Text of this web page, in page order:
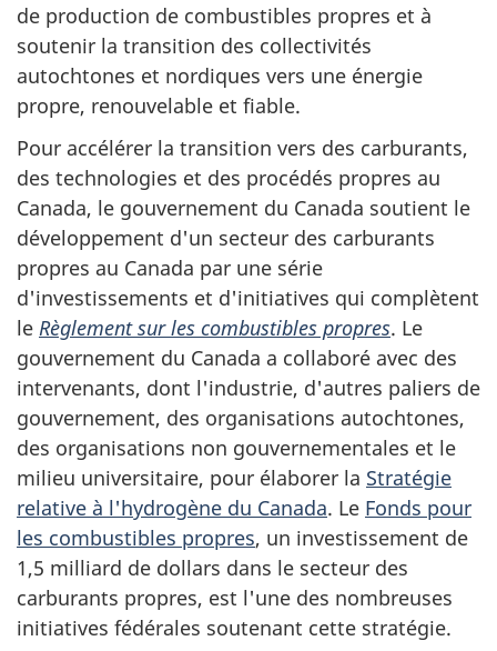
de production de combustibles propres et à
soutenir la transition des collectivités
autochtones et nordiques vers une énergie
propre, renouvelable et fiable.
Pour accélérer la transition vers des carburants,
des technologies et des procédés propres au
Canada, le gouvernement du Canada soutient le
développement d'un secteur des carburants
propres au Canada par une série
d'investissements et d'initiatives qui complètent
le Règlement sur les combustibles propres. Le
gouvernement du Canada a collaboré avec des
intervenants, dont l'industrie, d'autres paliers de
gouvernement, des organisations autochtones,
des organisations non gouvernementales et le
milieu universitaire, pour élaborer la Stratégie
relative à l'hydrogène du Canada. Le Fonds pour
les combustibles propres, un investissement de
1,5 milliard de dollars dans le secteur des
carburants propres, est l'une des nombreuses
initiatives fédérales soutenant cette stratégie.